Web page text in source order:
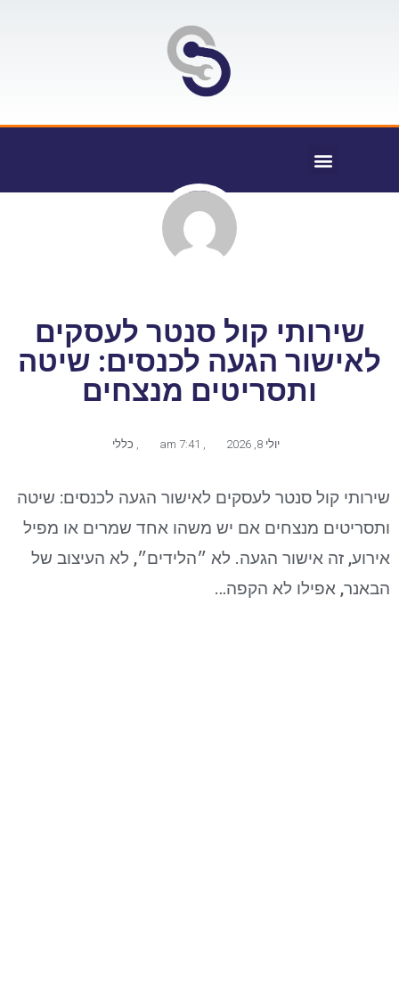
שירותי קול סנטר לעסקים
לאישור הגעה לכנסים: שיטה
ותסריטים מנצחים
יולי 8, 2026 ,
, כללי
שירותי קול סנטר לעסקים לאישור הגעה לכנסים: שיטה
ותסריטים מנצחים אם יש משהו אחד שמרים או מפיל
אירוע, זה אישור הגעה. לא ״הלידים״, לא העיצוב של
הבאנר, אפילו לא הקפה…